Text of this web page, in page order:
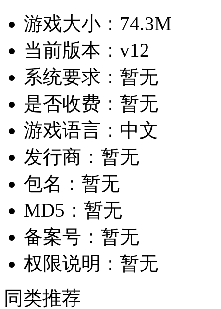
游戏大小： 74.3M
当前版本： v12
系统要求： 暂无
是否收费： 暂无
游戏语言： 中文
发行商： 暂无
包名： 暂无
MD5： 暂无
备案号： 暂无
权限说明： 暂无
同类推荐